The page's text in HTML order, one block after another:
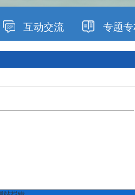
互动交流 专题